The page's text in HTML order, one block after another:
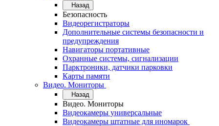
Назад
Безопасность
Видеорегистраторы
Дополнительные системы безопасности и
предупреждения
Навигаторы портативные
Охранные системы, сигнализации
Парктроники, датчики парковки
Карты памяти
Видео. Мониторы
Назад
Видео. Мониторы
Видеокамеры универсальные
Видеокамеры штатные для иномарок